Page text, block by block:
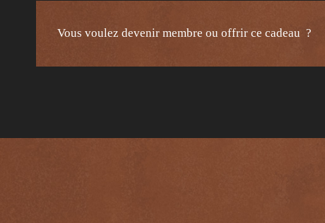
Vous voulez devenir membre ou offrir ce cadeau ?